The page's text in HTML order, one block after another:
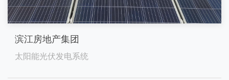
滨江房地产集团
太阳能光伏发电系统